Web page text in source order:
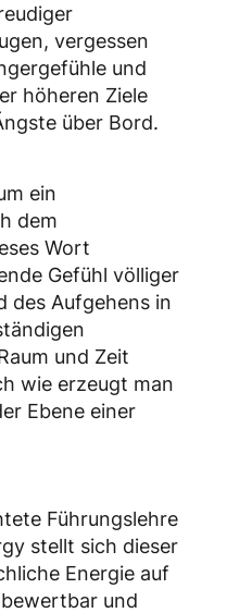
vergessen
und
höheren Ziele
über Bord.
ein
dem
Wort
Gefühl völliger
des Aufgehens in
und Zeit
wie erzeugt man
Ebene einer
Führungslehre
stellt sich dieser
Energie auf
und